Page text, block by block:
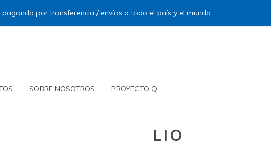
por transferencia / envíos a todo el país y el mundo
SOBRE NOSOTROS PROYECTO Q
LIO